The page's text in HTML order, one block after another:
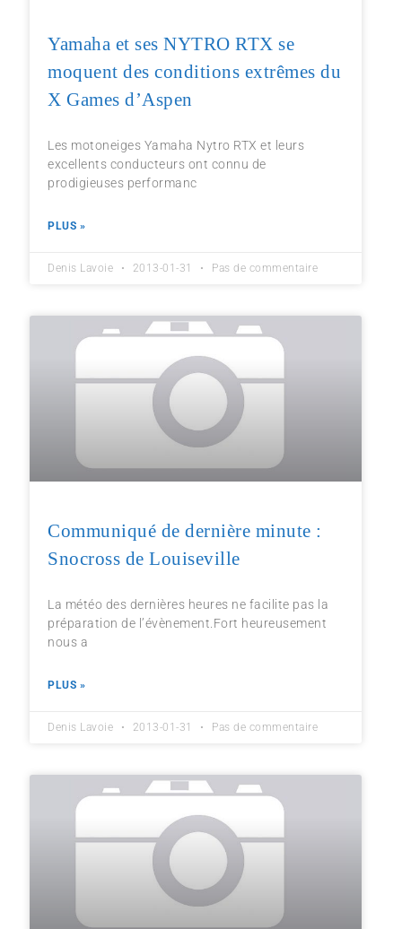
Yamaha et ses NYTRO RTX se
moquent des conditions extrêmes du
X Games d’Aspen
Les motoneiges Yamaha Nytro RTX et leurs
excellents conducteurs ont connu de
prodigieuses performanc
PLUS »
Denis Lavoie 2013-01-31 Pas de commentaire
Communiqué de dernière minute :
Snocross de Louiseville
La météo des dernières heures ne facilite pas la
préparation de l’évènement.Fort heureusement
nous a
PLUS »
Denis Lavoie 2013-01-31 Pas de commentaire